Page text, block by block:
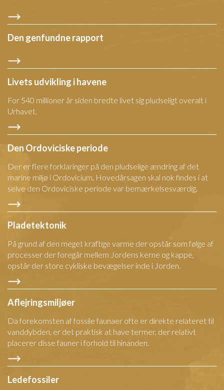
Den genfundne rapport
Livets udvikling i havene
For 540 millioner år siden bredte livet sig pludseligt overalt i
Urhavet.
Den Ordoviciske periode
Der er flere forklaringer på den pludselige ændring af det
marine miljø i Ordovicium. Hovedårsagen skal nok findes i at
selve den Ordoviciske periode var bemærkelsesværdig.
Pladetektonik
På grund af den meget kraftige varme der opstår som følge af
processer der foregår mellem Jordens kerne og kappe,
opstår der store cykliske bevægelser inde i Jorden.
Aflejringsmiljøer
Da forekomsten af fossile faunaer ofte er direkte relateret til
vanddybden, er det praktisk at have termer, der relativt
placerer disse fauner i forhold til hinanden.
Ledefossiler